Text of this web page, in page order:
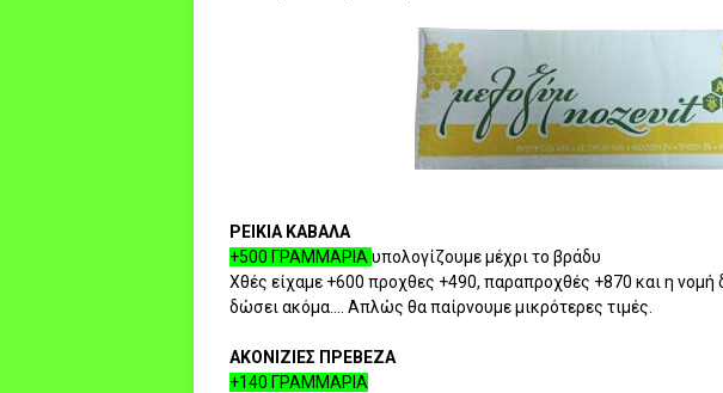
ΡΕΙΚΙΑ ΚΑΒΑΛΑ
+500 ΓΡΑΜΜΑΡΙΑ υπολογίζουμε μέχρι το βράδυ
Χθές είχαμε +600 προχθες +490, παραπροχθές +870 και η νομή
δώσει ακόμα.... Απλώς θα παίρνουμε μικρότερες τιμές.
ΑΚΟΝΙΖΙΕΣ ΠΡΕΒΕΖΑ
+140 ΓΡΑΜΜΑΡΙΑ